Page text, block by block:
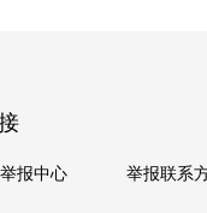
报中心 举报联系